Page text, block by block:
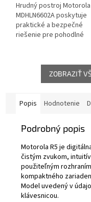
Hrudný postroj Motorola
MDHLN6602A poskytuje
praktické a bezpečné
riešenie pre pohodlné
ZOBRAZIŤ
Popis Hodnotenie
Podrobný popis
Motorola R5 je
čistým zvukom,
použiteľným
kompaktného
Model uvedený v
klávesnicou.